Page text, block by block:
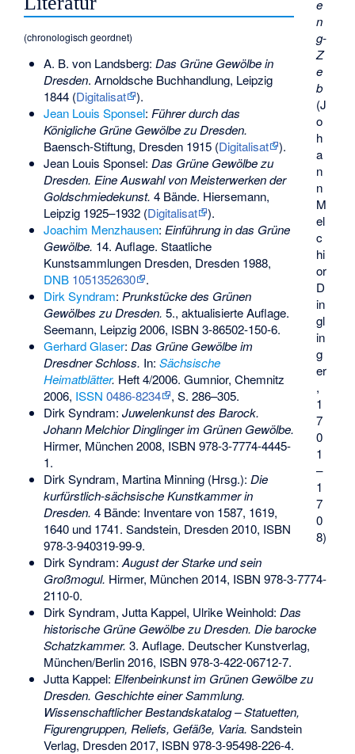
e
n
g-
Z
e
b
(J
o
h
a
n
n
M
el
c
hi
or
D
in
gl
in
g
er
,
1
7
0
1
–
1
7
0
8)
(chronologisch geordnet)
A. B. von Landsberg: Das Grüne Gewölbe in
Dresden. Arnoldsche Buchhandlung, Leipzig
1844 (Digitalisat
).
Jean Louis Sponsel: Führer durch das
Königliche Grüne Gewölbe zu Dresden.
Baensch-Stiftung, Dresden 1915 (Digitalisat
).
Jean Louis Sponsel: Das Grüne Gewölbe zu
Dresden. Eine Auswahl von Meisterwerken der
Goldschmiedekunst. 4 Bände. Hiersemann,
Leipzig 1925–1932 (Digitalisat
).
Joachim Menzhausen: Einführung in das Grüne
Gewölbe. 14. Auflage. Staatliche
Kunstsammlungen Dresden, Dresden 1988,
DNB 1051352630
.
Dirk Syndram: Prunkstücke des Grünen
Gewölbes zu Dresden. 5., aktualisierte Auflage.
Seemann, Leipzig 2006, ISBN 3-86502-150-6.
Gerhard Glaser: Das Grüne Gewölbe im
Dresdner Schloss. In: Sächsische
Heimatblätter. Heft 4/2006. Gumnior, Chemnitz
2006, ISSN 0486-8234
, S. 286–305.
Dirk Syndram: Juwelenkunst des Barock.
Johann Melchior Dinglinger im Grünen Gewölbe.
Hirmer, München 2008, ISBN 978-3-7774-4445-
1.
Dirk Syndram, Martina Minning (Hrsg.): Die
kurfürstlich-sächsische Kunstkammer in
Dresden. 4 Bände: Inventare von 1587, 1619,
1640 und 1741. Sandstein, Dresden 2010, ISBN
978-3-940319-99-9.
Dirk Syndram: August der Starke und sein
Großmogul. Hirmer, München 2014, ISBN 978-3-7774-
2110-0.
Dirk Syndram, Jutta Kappel, Ulrike Weinhold: Das
historische Grüne Gewölbe zu Dresden. Die barocke
Schatzkammer. 3. Auflage. Deutscher Kunstverlag,
München/Berlin 2016, ISBN 978-3-422-06712-7.
Jutta Kappel: Elfenbeinkunst im Grünen Gewölbe zu
Dresden. Geschichte einer Sammlung.
Wissenschaftlicher Bestandskatalog – Statuetten,
Figurengruppen, Reliefs, Gefäße, Varia. Sandstein
Verlag, Dresden 2017, ISBN 978-3-95498-226-4.